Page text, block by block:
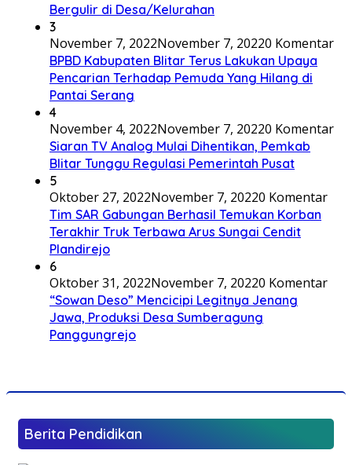
Bergulir di Desa/Kelurahan
3
November 7, 2022November 7, 20220 Komentar
BPBD Kabupaten Blitar Terus Lakukan Upaya
Pencarian Terhadap Pemuda Yang Hilang di
Pantai Serang
4
November 4, 2022November 7, 20220 Komentar
Siaran TV Analog Mulai Dihentikan, Pemkab
Blitar Tunggu Regulasi Pemerintah Pusat
5
Oktober 27, 2022November 7, 20220 Komentar
Tim SAR Gabungan Berhasil Temukan Korban
Terakhir Truk Terbawa Arus Sungai Cendit
Plandirejo
6
Oktober 31, 2022November 7, 20220 Komentar
“Sowan Deso” Mencicipi Legitnya Jenang
Jawa, Produksi Desa Sumberagung
Panggungrejo
Berita Pendidikan